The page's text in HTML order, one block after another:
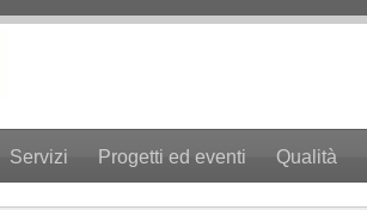
Servizi Progetti ed eventi Qualità